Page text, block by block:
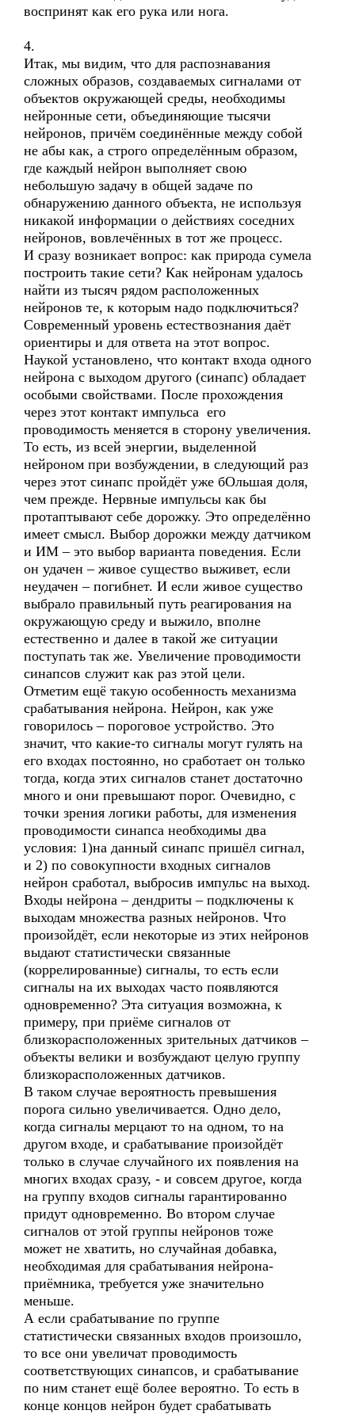
воспринят как его рука или нога.
4.
Итак, мы видим, что для распознавания
сложных образов, создаваемых сигналами от
объектов окружающей среды, необходимы
нейронные сети, объединяющие тысячи
нейронов, причём соединённые между собой
не абы как, а строго определённым образом,
где каждый нейрон выполняет свою
небольшую задачу в общей задаче по
обнаружению данного объекта, не используя
никакой информации о действиях соседних
нейронов, вовлечённых в тот же процесс.
И сразу возникает вопрос: как природа сумела
построить такие сети? Как нейронам удалось
найти из тысяч рядом расположенных
нейронов те, к которым надо подключиться?
Современный уровень естествознания даёт
ориентиры и для ответа на этот вопрос.
Наукой установлено, что контакт входа одного
нейрона с выходом другого (синапс) обладает
особыми свойствами. После прохождения
через этот контакт импульса его
проводимость меняется в сторону увеличения.
То есть, из всей энергии, выделенной
нейроном при возбуждении, в следующий раз
через этот синапс пройдёт уже бОльшая доля,
чем прежде. Нервные импульсы как бы
протаптывают себе дорожку. Это определённо
имеет смысл. Выбор дорожки между датчиком
и ИМ – это выбор варианта поведения. Если
он удачен – живое существо выживет, если
неудачен – погибнет. И если живое существо
выбрало правильный путь реагирования на
окружающую среду и выжило, вполне
естественно и далее в такой же ситуации
поступать так же. Увеличение проводимости
синапсов служит как раз этой цели.
Отметим ещё такую особенность механизма
срабатывания нейрона. Нейрон, как уже
говорилось – пороговое устройство. Это
значит, что какие-то сигналы могут гулять на
его входах постоянно, но сработает он только
тогда, когда этих сигналов станет достаточно
много и они превышают порог. Очевидно, с
точки зрения логики работы, для изменения
проводимости синапса необходимы два
условия: 1)на данный синапс пришёл сигнал,
и 2) по совокупности входных сигналов
нейрон сработал, выбросив импульс на выход.
Входы нейрона – дендриты – подключены к
выходам множества разных нейронов. Что
произойдёт, если некоторые из этих нейронов
выдают статистически связанные
(коррелированные) сигналы, то есть если
сигналы на их выходах часто появляются
одновременно? Эта ситуация возможна, к
примеру, при приёме сигналов от
близкорасположенных зрительных датчиков –
объекты велики и возбуждают целую группу
близкорасположенных датчиков.
В таком случае вероятность превышения
порога сильно увеличивается. Одно дело,
когда сигналы мерцают то на одном, то на
другом входе, и срабатывание произойдёт
только в случае случайного их появления на
многих входах сразу, - и совсем другое, когда
на группу входов сигналы гарантированно
придут одновременно. Во втором случае
сигналов от этой группы нейронов тоже
может не хватить, но случайная добавка,
необходимая для срабатывания нейрона-
приёмника, требуется уже значительно
меньше.
А если срабатывание по группе
статистически связанных входов произошло,
то все они увеличат проводимость
соответствующих синапсов, и срабатывание
по ним станет ещё более вероятно. То есть в
конце концов нейрон будет срабатывать